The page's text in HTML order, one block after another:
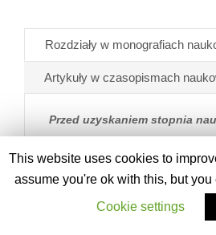
Rozdziały w monografiach
Artykuły w czasopismach
Przed uzyskaniem stopnia
M. (2010): Ocena zdolności
Lactobacillus do obniżania
A w warunkach modelowych,
This website uses cookies to
assume you're ok with this, but
Cookie settings